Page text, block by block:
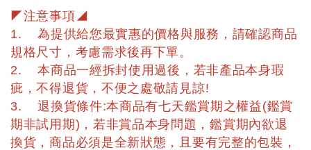
◤注意事項◢
1. 為提供給您最實惠的價格與服務，請確認商品
規格尺寸，考慮需求後再下單。
2. 本商品一經拆封使用過後，若非產品本身瑕
疵，不得退貨，不便之處敬請見諒!
3. 退換貨條件:本商品有七天鑑賞期之權益(鑑賞
期非試用期)，若非賞品本身問題，鑑賞期內欲退
換貨，商品必須是全新狀態，且要有完整的包裝，